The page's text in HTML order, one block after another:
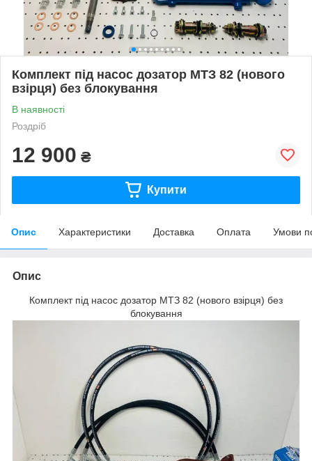
Комплект під насос дозатор МТЗ 82 (нового
взірця) без блокування
В наявності
Роздріб
12 900 ₴
Купити
Опис Характеристики Доставка Оплата Умови
Опис
Комплект під насос дозатор МТЗ 82 (нового взірця) без
блокування